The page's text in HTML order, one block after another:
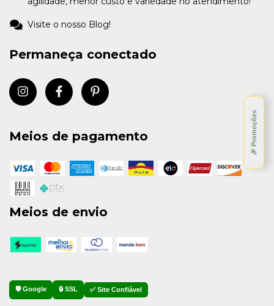
Visite o nosso Blog!
Permaneça conectado
Meios de pagamento
Meios de envio
🎉 Promoções
🛡️ Google 🔒 SSL ✅ Site Confiável